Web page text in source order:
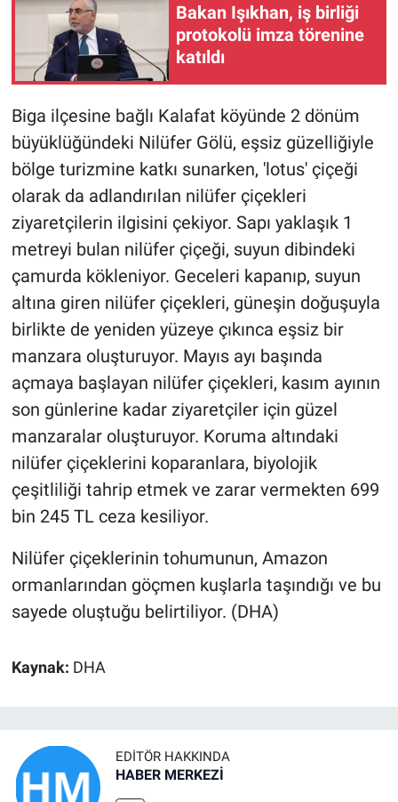
Bakan Işıkhan, iş birliği
protokolü imza törenine
katıldı
Biga ilçesine bağlı Kalafat köyünde 2 dönüm
büyüklüğündeki Nilüfer Gölü, eşsiz güzelliğiyle
bölge turizmine katkı sunarken, 'lotus' çiçeği
olarak da adlandırılan nilüfer çiçekleri
ziyaretçilerin ilgisini çekiyor. Sapı yaklaşık 1
metreyi bulan nilüfer çiçeği, suyun dibindeki
çamurda kökleniyor. Geceleri kapanıp, suyun
altına giren nilüfer çiçekleri, güneşin doğuşuyla
birlikte de yeniden yüzeye çıkınca eşsiz bir
manzara oluşturuyor. Mayıs ayı başında
açmaya başlayan nilüfer çiçekleri, kasım ayının
son günlerine kadar ziyaretçiler için güzel
manzaralar oluşturuyor. Koruma altındaki
nilüfer çiçeklerini koparanlara, biyolojik
çeşitliliği tahrip etmek ve zarar vermekten 699
bin 245 TL ceza kesiliyor.
Nilüfer çiçeklerinin tohumunun, Amazon
ormanlarından göçmen kuşlarla taşındığı ve bu
sayede oluştuğu belirtiliyor. (DHA)
Kaynak: DHA
EDITÖR HAKKINDA
HABER MERKEZİ